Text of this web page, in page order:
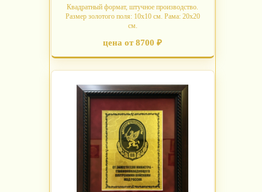
Квадратный формат, штучное производство.
Размер золотого поля: 10x10 см. Рама: 20x20
см.
цена от 8700 ₽